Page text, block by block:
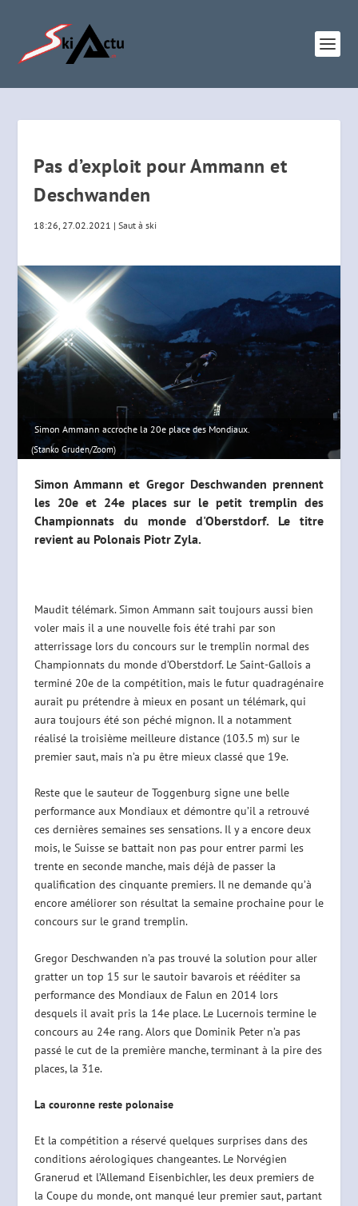
Pas d’exploit pour Ammann et
Deschwanden
18:26, 27.02.2021 |Saut à ski
Simon Ammann accroche la 20e place des Mondiaux.
(Stanko Gruden/Zoom)
Simon Ammann et Gregor Deschwanden prennent
les 20e et 24e places sur le petit tremplin des
Championnats du monde d'Oberstdorf. Le titre
revient au Polonais Piotr Zyla.
Maudit télémark. Simon Ammann sait toujours aussi bien
voler mais il a une nouvelle fois été trahi par son
atterrissage lors du concours sur le tremplin normal des
Championnats du monde d’Oberstdorf. Le Saint-Gallois a
terminé 20e de la compétition, mais le futur quadragénaire
aurait pu prétendre à mieux en posant un télémark, qui
aura toujours été son péché mignon. Il a notamment
réalisé la troisième meilleure distance (103.5 m) sur le
premier saut, mais n’a pu être mieux classé que 19e.
Reste que le sauteur de Toggenburg signe une belle
performance aux Mondiaux et démontre qu’il a retrouvé
ces dernières semaines ses sensations. Il y a encore deux
mois, le Suisse se battait non pas pour entrer parmi les
trente en seconde manche, mais déjà de passer la
qualification des cinquante premiers. Il ne demande qu’à
encore améliorer son résultat la semaine prochaine pour le
concours sur le grand tremplin.
Gregor Deschwanden n’a pas trouvé la solution pour aller
gratter un top 15 sur le sautoir bavarois et rééditer sa
performance des Mondiaux de Falun en 2014 lors
desquels il avait pris la 14e place. Le Lucernois termine le
concours au 24e rang. Alors que Dominik Peter n’a pas
passé le cut de la première manche, terminant à la pire des
places, la 31e.
La couronne reste polonaise
Et la compétition a réservé quelques surprises dans des
conditions aérologiques changeantes. Le Norvégien
Granerud et l’Allemand Eisenbichler, les deux premiers de
la Coupe du monde, ont manqué leur premier saut, partant